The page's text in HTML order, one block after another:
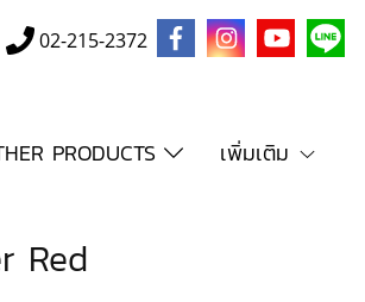
02-215-2372
PRODUCTS เพิ่มเติม
Red